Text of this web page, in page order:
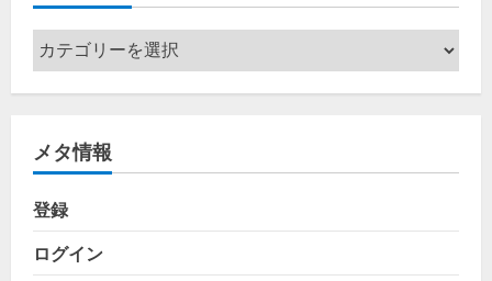
カ
テ
ゴ
ー
メタ情報
登録
ログイン